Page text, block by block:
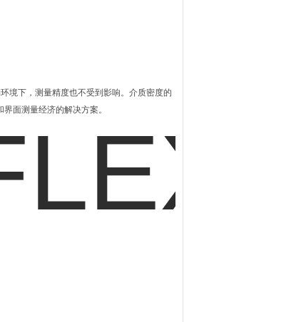
境下，测量精度也不受到影响。介质密度的
面测量经济的解决方案。